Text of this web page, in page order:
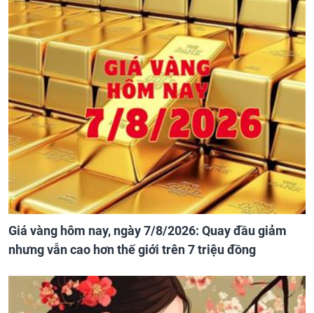
Giá vàng hôm nay, ngày 7/8/2026: Quay đầu giảm
nhưng vẫn cao hơn thế giới trên 7 triệu đồng